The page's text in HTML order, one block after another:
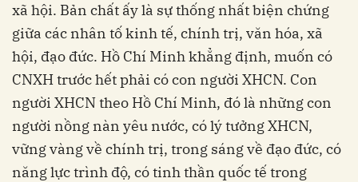
xã hội. Bản chất ấy là sự thống nhất biện chứng
giữa các nhân tố kinh tế, chính trị, văn hóa, xã
hội, đạo đức. Hồ Chí Minh khẳng định, muốn có
CNXH trước hết phải có con người XHCN. Con
người XHCN theo Hồ Chí Minh, đó là những con
người nồng nàn yêu nước, có lý tưởng XHCN,
vững vàng về chính trị, trong sáng về đạo đức, có
năng lực trình độ, có tinh thần quốc tế trong